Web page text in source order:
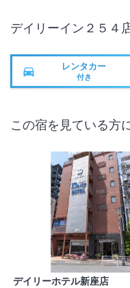
デイリーイン２５４
レンタカー
付き
この宿を見ている方
デイリーホテル新座店